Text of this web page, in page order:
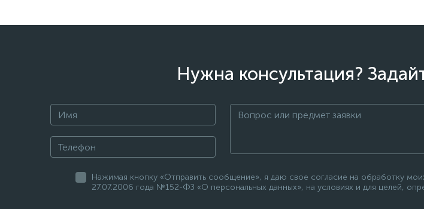
Нужна консультация?
Нажимая кнопку «Отправить сообщение», я даю свое согласие на обработку
27.07.2006 года №152-ФЗ «О персональных данных», на условиях и для целей,